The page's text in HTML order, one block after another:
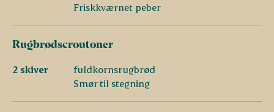
Friskkværnet peber
Rugbrødscroutoner
2 skiver
fuldkornsrugbrød
Smør til stegning